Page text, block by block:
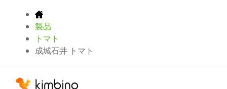
製品
トマト
成城石井 トマト